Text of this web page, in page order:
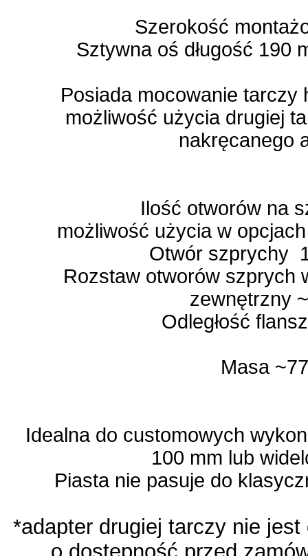
Szerokość
Sztywna oś długość 190
Posiada mocowanie tarczy
możliwość użycia drugiej
nakręcanego
Ilość otworów na
możliwość użycia w
Otwór szprychy
Rozstaw otworów szprych
zewnętrzny
Odległość
Masa
Idealna do customowych
100 mm lub
Piasta nie pasuje do
*adapter drugiej tarczy nie jest